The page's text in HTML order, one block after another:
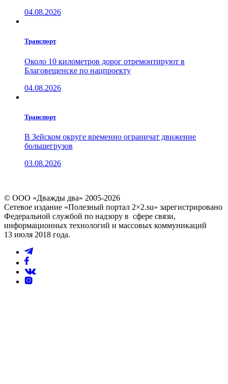
04.08.2026
Транспорт
Около 10 километров дорог отремонтируют в
Благовещенске по нацпроекту
04.08.2026
Транспорт
В Зейском округе временно ограничат движение
большегрузов
03.08.2026
© ООО «Дважды два» 2005-2026
Сетевое издание «Полезный портал 2×2.su» зарегистрировано
Федеральной службой по надзору в сфере связи,
информационных технологий и массовых коммуникаций
13 июля 2018 года.